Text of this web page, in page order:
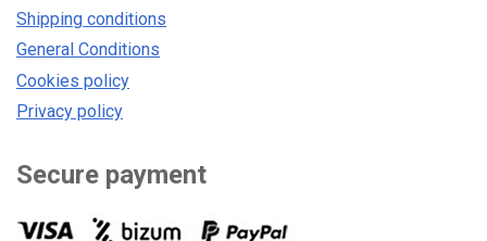
Shipping conditions
General Conditions
Cookies policy
Privacy policy
Secure payment